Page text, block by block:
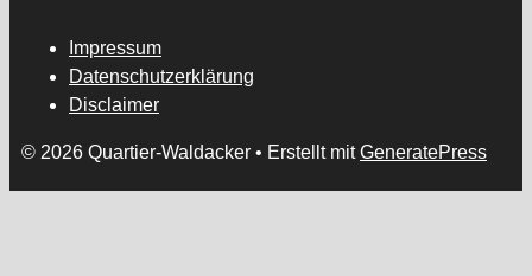
Impressum
Datenschutzerklärung
Disclaimer
© 2026 Quartier-Waldacker • Erstellt mitGeneratePress